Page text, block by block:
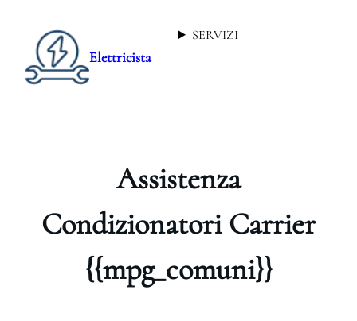
Elettricista
SERVIZI
Assistenza
Condizionatori Carrier
{{mpg_comuni}}